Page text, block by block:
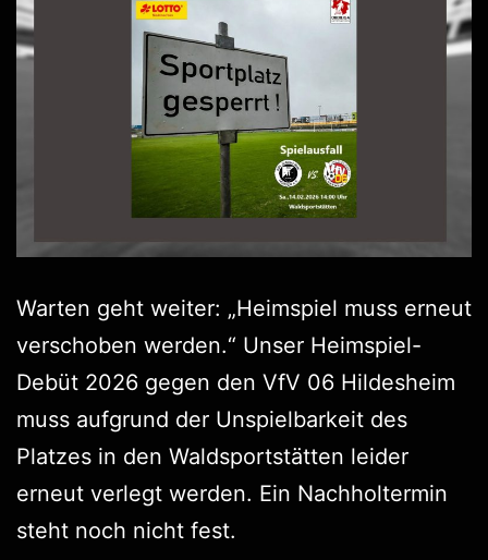
Warten geht weiter: „Heimspiel muss erneut
verschoben werden.“ Unser Heimspiel-
Debüt 2026 gegen den VfV 06 Hildesheim
muss aufgrund der Unspielbarkeit des
Platzes in den Waldsportstätten leider
erneut verlegt werden. Ein Nachholtermin
steht noch nicht fest.